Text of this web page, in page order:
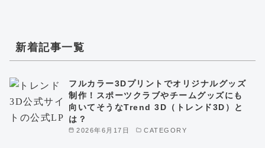
新着記事一覧
2026年6月17日 CATEGORY
フルカラー3Dプリントでオリジナルグッズ
制作！スポーツクラブやチームグッズにも
向いてそうなTrend 3D（トレンド3D）と
は？